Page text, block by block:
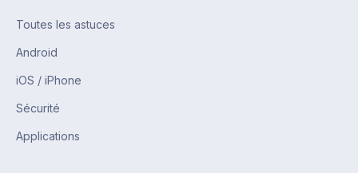
Toutes les astuces
Android
iOS / iPhone
Sécurité
Applications